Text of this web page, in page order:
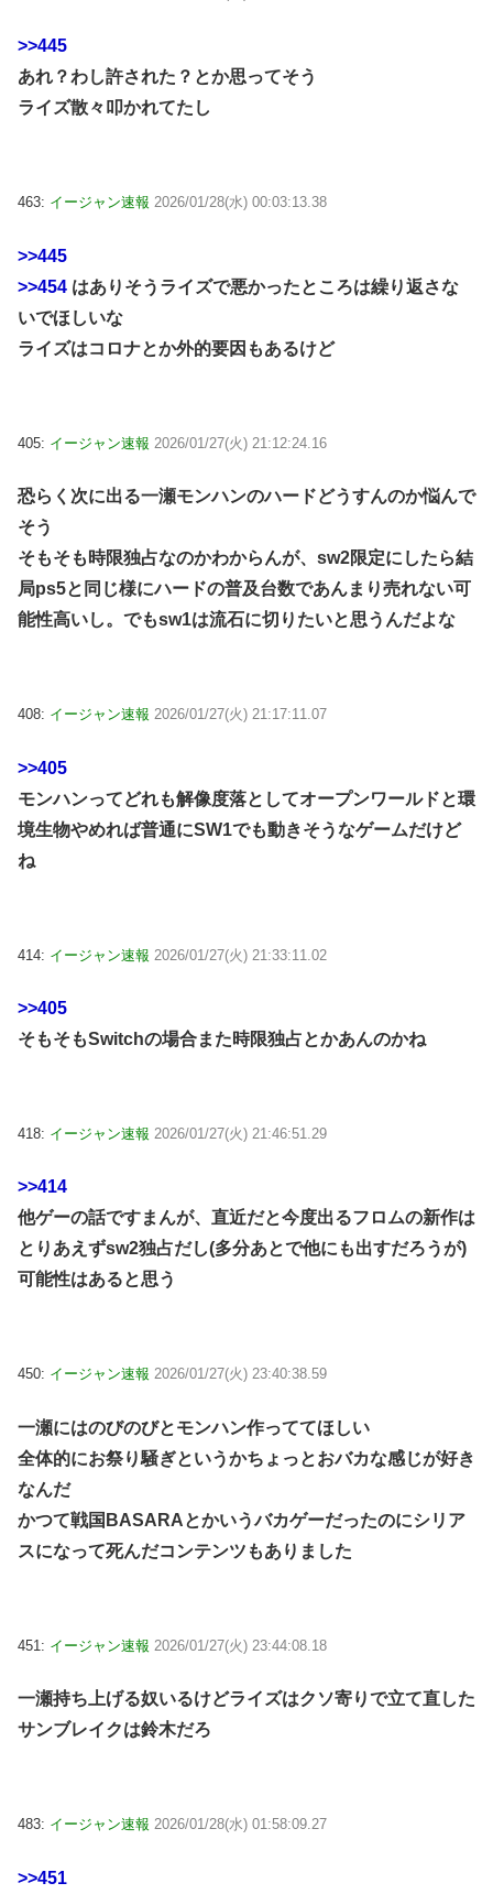
>>445
あれ？わし許された？とか思ってそう
ライズ散々叩かれてたし
463: イージャン速報 2026/01/28(水) 00:03:13.38
>>445
>>454 はありそうライズで悪かったところは繰り返さな
いでほしいな
ライズはコロナとか外的要因もあるけど
405: イージャン速報 2026/01/27(火) 21:12:24.16
恐らく次に出る一瀬モンハンのハードどうすんのか悩んで
そう
そもそも時限独占なのかわからんが、sw2限定にしたら結
局ps5と同じ様にハードの普及台数であんまり売れない可
能性高いし。でもsw1は流石に切りたいと思うんだよな
408: イージャン速報 2026/01/27(火) 21:17:11.07
>>405
モンハンってどれも解像度落としてオープンワールドと環
境生物やめれば普通にSW1でも動きそうなゲームだけど
ね
414: イージャン速報 2026/01/27(火) 21:33:11.02
>>405
そもそもSwitchの場合また時限独占とかあんのかね
418: イージャン速報 2026/01/27(火) 21:46:51.29
>>414
他ゲーの話ですまんが、直近だと今度出るフロムの新作は
とりあえずsw2独占だし(多分あとで他にも出すだろうが)
可能性はあると思う
450: イージャン速報 2026/01/27(火) 23:40:38.59
一瀬にはのびのびとモンハン作っててほしい
全体的にお祭り騒ぎというかちょっとおバカな感じが好き
なんだ
かつて戦国BASARAとかいうバカゲーだったのにシリア
スになって死んだコンテンツもありました
451: イージャン速報 2026/01/27(火) 23:44:08.18
一瀬持ち上げる奴いるけどライズはクソ寄りで立て直した
サンブレイクは鈴木だろ
483: イージャン速報 2026/01/28(水) 01:58:09.27
>>451